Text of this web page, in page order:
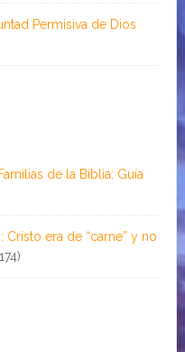
Permisiva de Dios
de la Biblia: Guía
Cristo era de “carne” y no